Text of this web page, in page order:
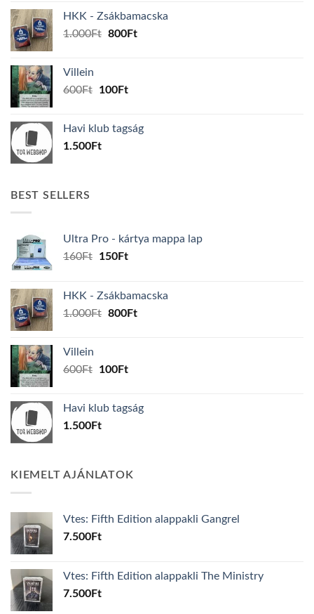
160Ft.150Ft.
HKK - Zsákbamacska
1.000Ft Original
800FtCurrent
Villein
600Ft
Original
600Ft.
100FtCurrent
100Ft.
Havi klub tagság
1.500Ft
BEST SELLERS
Ultra Pro - kártya mappa lap
160Ft
Original
160Ft.
150FtCurrent
150Ft.
HKK - Zsákbamacska
1.000Ft Original
800FtCurrent
Villein
600Ft
Original
600Ft.
100FtCurrent
100Ft.
Havi klub tagság
1.500Ft
KIEMELT AJÁNLATOK
Vtes: Fifth Edition alappakli Gangrel
7.500Ft
Vtes: Fifth Edition alappakli The Ministry
7.500Ft